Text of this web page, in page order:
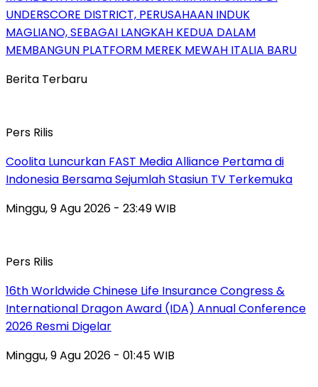
UNDERSCORE DISTRICT, PERUSAHAAN INDUK
MAGLIANO, SEBAGAI LANGKAH KEDUA DALAM
MEMBANGUN PLATFORM MEREK MEWAH ITALIA BARU
Berita Terbaru
Pers Rilis
Coolita Luncurkan FAST Media Alliance Pertama di
Indonesia Bersama Sejumlah Stasiun TV Terkemuka
Minggu, 9 Agu 2026 - 23:49 WIB
Pers Rilis
16th Worldwide Chinese Life Insurance Congress &
International Dragon Award (IDA) Annual Conference
2026 Resmi Digelar
Minggu, 9 Agu 2026 - 01:45 WIB